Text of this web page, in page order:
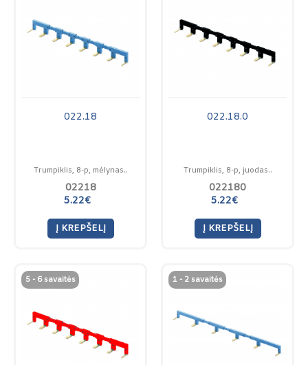
022.18
Trumpiklis, 8-p, mėlynas..
02218
5.22€
Į KREPŠELĮ
022.18.0
Trumpiklis, 8-p, juodas..
022180
5.22€
Į KREPŠELĮ
5 - 6 savaitės 1 - 2 savaitės